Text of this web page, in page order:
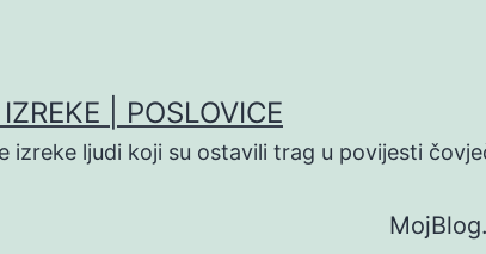
| POSLOVICE
izreke ljudi koji su ostavili trag u povijesti